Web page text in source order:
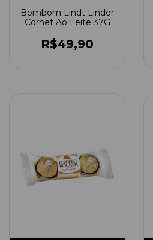
Bombom Lindt Lindor
Cornet Ao Leite 37G
R$49,90